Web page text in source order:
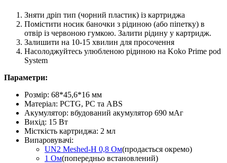
Зняти дріп тип (чорний пластик) із картриджа
Помістити носик баночки з рідиною (або піпетку) в
отвір із червоною гумкою. Залити рідину у картридж.
Залишити на 10-15 хвилин для просочення
Насолоджуйтесь улюбленою рідиною на Koko Prime pod
System
Параметри:
Розмір: 68*45,6*16 мм
Матеріал: PCTG, PC та ABS
Акумулятор: вбудований акумулятор 690 мАг
Вихід: 15 Вт
Місткість картриджа: 2 мл
Випаровувачі:
UN2 Meshed-H 0,8 Ом(продається окремо)
1 Ом(попередньо встановлений)